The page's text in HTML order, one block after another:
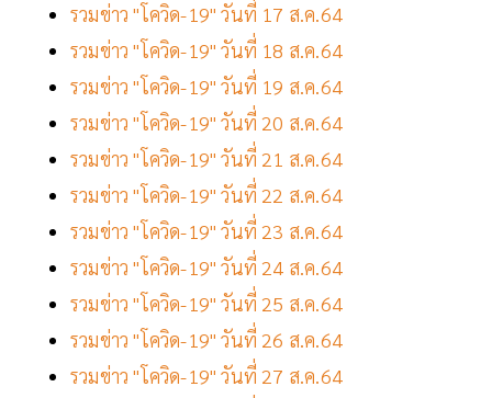
รวมข่าว "โควิด-19" วันที่ 17 ส.ค.64
รวมข่าว "โควิด-19" วันที่ 18 ส.ค.64
รวมข่าว "โควิด-19" วันที่ 19 ส.ค.64
รวมข่าว "โควิด-19" วันที่ 20 ส.ค.64
รวมข่าว "โควิด-19" วันที่ 21 ส.ค.64
รวมข่าว "โควิด-19" วันที่ 22 ส.ค.64
รวมข่าว "โควิด-19" วันที่ 23 ส.ค.64
รวมข่าว "โควิด-19" วันที่ 24 ส.ค.64
รวมข่าว "โควิด-19" วันที่ 25 ส.ค.64
รวมข่าว "โควิด-19" วันที่ 26 ส.ค.64
รวมข่าว "โควิด-19" วันที่ 27 ส.ค.64